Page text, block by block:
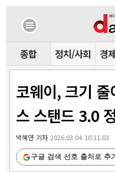
종합 정치/사회 경
코웨이, 크기
스 스탠드 3.0
박혜연 기자2026.03.04 10:11:03
구글 검색 선호 출처로 추